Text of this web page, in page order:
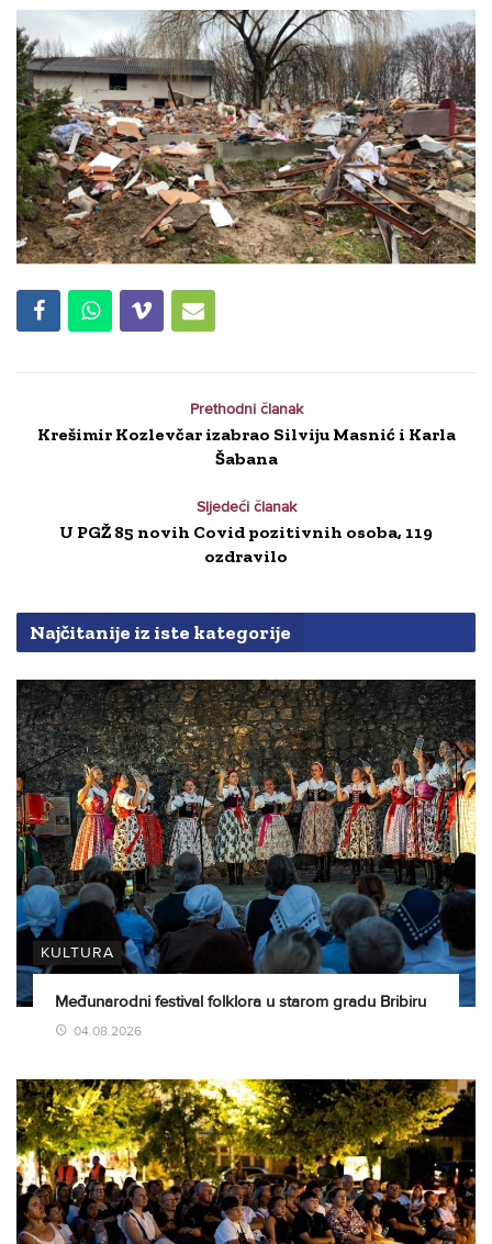
Prethodni članak
Krešimir Kozlevčar izabrao Silviju Masnić i Karla
Šabana
Sljedeći članak
U PGŽ 85 novih Covid pozitivnih osoba, 119
ozdravilo
Najčitanije iz iste kategorije
KULTURA
Međunarodni festival folklora u starom gradu Bribiru
04.08.2026